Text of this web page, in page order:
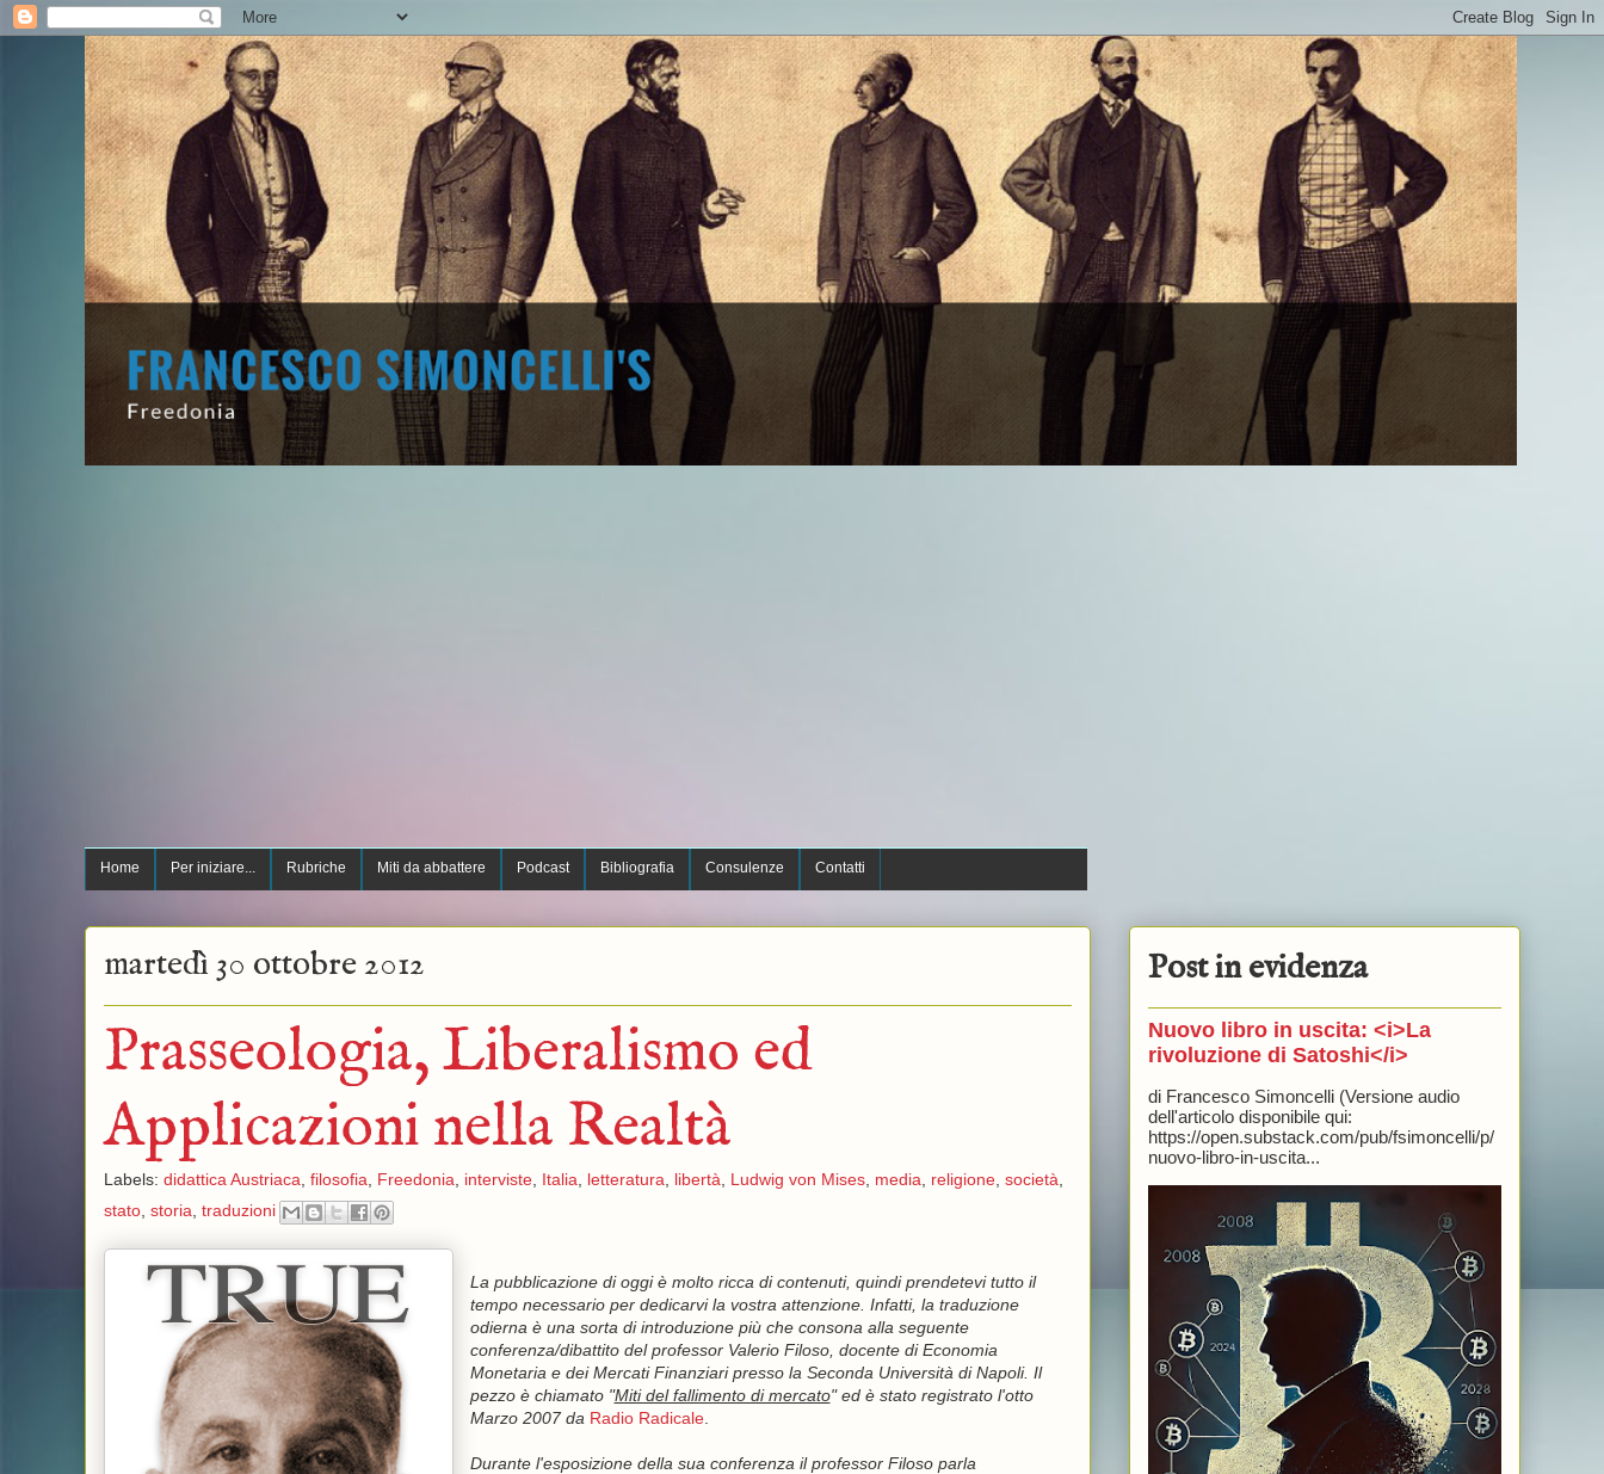
Home Per iniziare... Rubriche Miti da abbattere Podcast Bibliografia Consulenze Contatti
martedì 30 ottobre 2012
Prasseologia, Liberalismo ed
Applicazioni nella Realtà
Labels: didattica Austriaca filosofia Freedonia interviste, Italia letteratura libertà Ludwig von Mises, media religione, società
stato, storia, traduzioni
La pubblicazione di oggi è molto ricca di contenuti, quindi prendetevi tutto il
tempo necessario per dedicarvi la vostra attenzione. Infatti, la traduzione
odierna è una sorta di introduzione più che consona alla seguente
conferenza/dibattito del professor Valerio Filoso, docente di Economia
Monetaria e dei Mercati Finanziari presso la Seconda Università di Napoli. Il
pezzo è chiamato "Miti del fallimento di mercato" ed è stato registrato l'otto
Marzo 2007 da Radio Radicale.
Durante l'esposizione della sua conferenza il professor Filoso parla
Post in evidenza
Nuovo libro in uscita: <i>La
rivoluzione di Satoshi</i>
di Francesco Simoncelli (Versione audio
dell'articolo disponibile qui:
https://open.substack.com/pub/fsimoncelli/p/
nuovo-libro-in-uscita...